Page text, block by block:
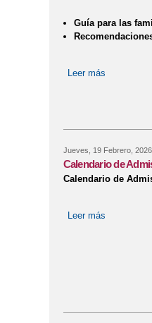
Guía para las
Leer más
Jueves, 19 Febrero, 2026
Calendario de
Calendario de
Leer más